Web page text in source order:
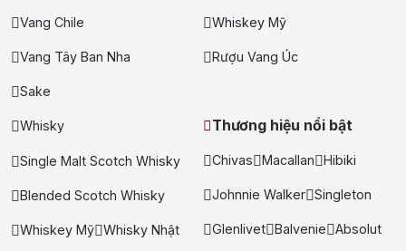
Vang Chile Whiskey Mỹ
Vang Tây Ban Nha Rượu Vang Úc
Sake
Whisky
Single Malt Scotch Whisky
Blended Scotch Whisky
Whiskey Mỹ Whisky Nhật
Thương hiệu nổi bật
Chivas Macallan Hibiki
Johnnie Walker Singleton
Glenlivet Balvenie Absolut